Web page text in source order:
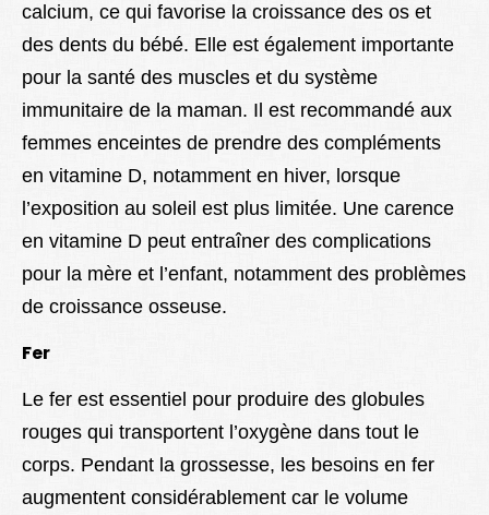
calcium, ce qui favorise la croissance des os et
des dents du bébé. Elle est également importante
pour la santé des muscles et du système
immunitaire de la maman. Il est recommandé aux
femmes enceintes de prendre des compléments
en vitamine D, notamment en hiver, lorsque
l’exposition au soleil est plus limitée. Une carence
en vitamine D peut entraîner des complications
pour la mère et l’enfant, notamment des problèmes
de croissance osseuse.
Fer
Le fer est essentiel pour produire des globules
rouges qui transportent l’oxygène dans tout le
corps. Pendant la grossesse, les besoins en fer
augmentent considérablement car le volume